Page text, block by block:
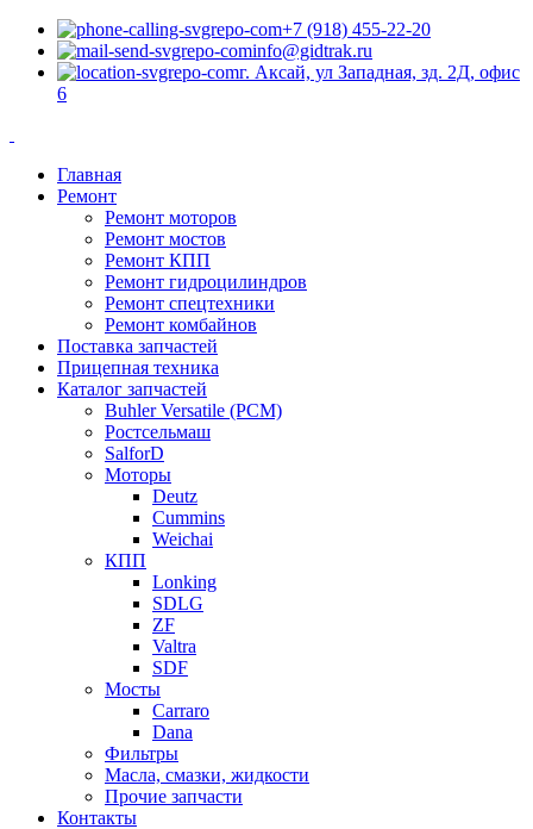
+7 (918) 455-22-20
info@gidtrak.ru
г. Аксай, ул Западная, зд. 2Д, офис
6
Главная
Ремонт
Ремонт моторов
Ремонт мостов
Ремонт КПП
Ремонт гидроцилиндров
Ремонт спецтехники
Ремонт комбайнов
Поставка запчастей
Прицепная техника
Каталог запчастей
Buhler Versatile (РСМ)
Ростсельмаш
SalforD
Моторы
Deutz
Cummins
Weichai
КПП
Lonking
SDLG
ZF
Valtra
SDF
Мосты
Carraro
Dana
Фильтры
Масла, смазки, жидкости
Прочие запчасти
Контакты